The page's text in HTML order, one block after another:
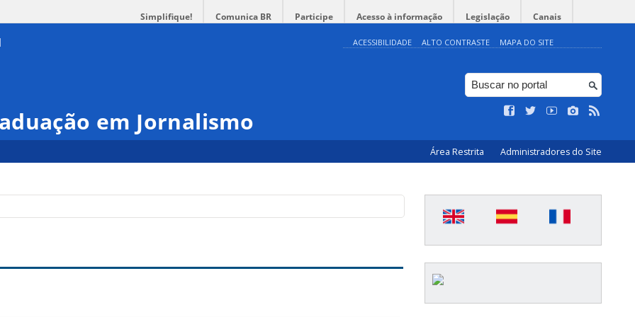
Simplifique! Comunica BR Participe Acesso à informação Legislação Canais
ACESSIBILIDADE ALTO CONTRASTE MAPA DO SITE
em Jornalismo
Área Restrita Administradores do Site